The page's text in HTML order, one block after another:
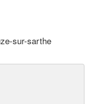
sur-sarthe